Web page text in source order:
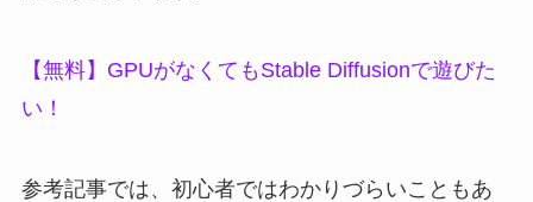
【無料】GPUがなくてもStable Diffusionで遊びた
い！
参考記事では、初心者ではわかりづらいこともあ